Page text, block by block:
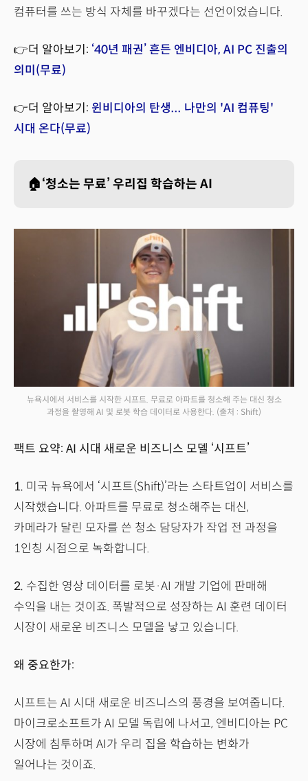
컴퓨터를 쓰는 방식 자체를 바꾸겠다는 선언이었습니다.
👉더 알아보기: ‘40년 패권’ 흔든 엔비디아, AI PC 진출의
의미(무료)
👉더 알아보기: 윈비디아의 탄생... 나만의 'AI 컴퓨팅'
시대 온다(무료)
🏠‘청소는 무료’ 우리집 학습하는 AI
뉴욕시에서 서비스를 시작한 시프트. 무료로 아파트를 청소해 주는 대신 청소
과정을 촬영해 AI 및 로봇 학습 데이터로 사용한다. (출처 : Shift)
팩트 요약: AI 시대 새로운 비즈니스 모델 ‘시프트’
1. 미국 뉴욕에서 ‘시프트(Shift)’라는 스타트업이 서비스를
시작했습니다. 아파트를 무료로 청소해주는 대신,
카메라가 달린 모자를 쓴 청소 담당자가 작업 전 과정을
1인칭 시점으로 녹화합니다.
2. 수집한 영상 데이터를 로봇·AI 개발 기업에 판매해
수익을 내는 것이죠. 폭발적으로 성장하는 AI 훈련 데이터
시장이 새로운 비즈니스 모델을 낳고 있습니다.
왜 중요한가:
시프트는 AI 시대 새로운 비즈니스의 풍경을 보여줍니다.
마이크로소프트가 AI 모델 독립에 나서고, 엔비디아는 PC
시장에 침투하며 AI가 우리 집을 학습하는 변화가
일어나는 것이죠.